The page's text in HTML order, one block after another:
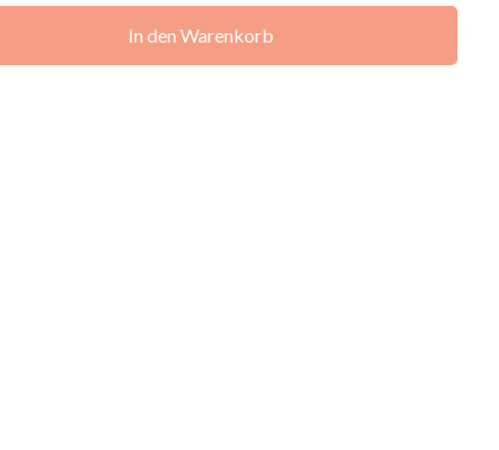
In den Warenkorb